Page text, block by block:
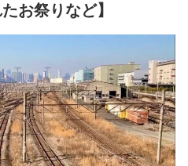
お祭りなど】